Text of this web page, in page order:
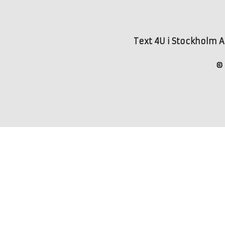
Text 4U i Stockholm
©